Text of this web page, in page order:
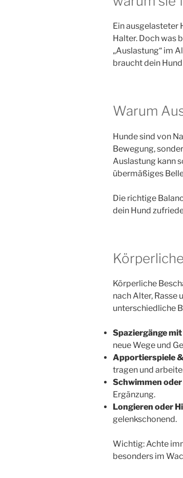
Ein ausgelasteter
Halter. Doch was
„Auslastung“ im
braucht dein
Warum
Hunde sind von
Bewegung,
Auslastung kann
übermäßiges
Die richtige
dein Hund
Körperliche
nach Alter, Rasse
unterschiedliche
Spaziergänge
neue Wege und
Apportierspiele
tragen und
Schwimmen
Ergänzung.
Longieren oder
gelenkschonend.
Wichtig: Achte
besonders im